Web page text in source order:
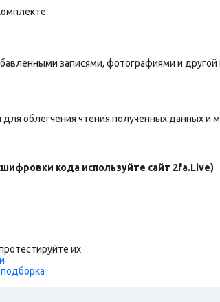
записями, фотографиями и
облегчения чтения полученных данных и
кода используйте сайт 2fa.Live)
их
подборка